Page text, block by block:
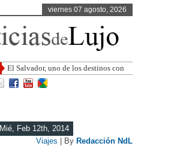
viernes 07 agosto, 2026
El Salvador, uno de los destinos con
mayor proyección de Centroamérica
Mié, Feb 12th, 2014
Viajes | By Redacción NdL